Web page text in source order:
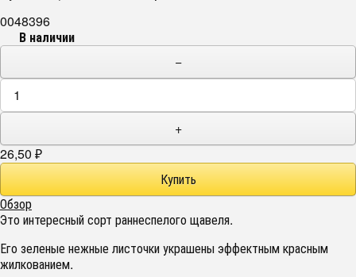
0048396
В наличии
−
+
26,50 ₽
Обзор
Это интересный сорт раннеспелого щавеля.
Его зеленые нежные листочки украшены эффектным красным
жилкованием.